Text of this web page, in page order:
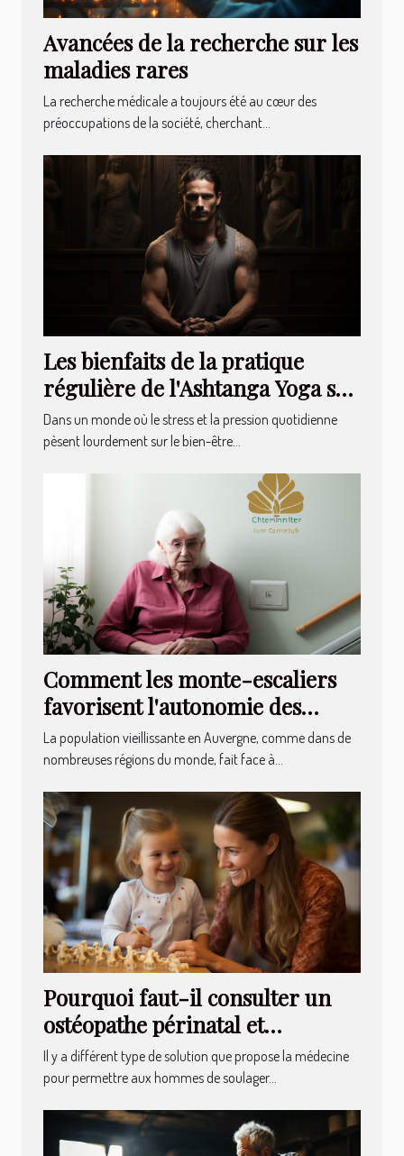
Avancées de la recherche sur les
maladies rares
La recherche médicale a toujours été au cœur des
préoccupations de la société, cherchant...
Les bienfaits de la pratique
régulière de l'Ashtanga Yoga sur
la santé mentale et physique
Dans un monde où le stress et la pression quotidienne
pèsent lourdement sur le bien-être...
Comment les monte-escaliers
favorisent l'autonomie des
seniors en Auvergne
La population vieillissante en Auvergne, comme dans de
nombreuses régions du monde, fait face à...
Pourquoi faut-il consulter un
ostéopathe périnatal et
pédiatrique ?
Il y a différent type de solution que propose la médecine
pour permettre aux hommes de soulager...